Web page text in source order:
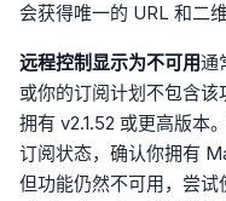
会获得唯一的 URL 和二维
远程控制显示为不可用通
或你的订阅计划不包含该
拥有 v2.1.52 或更高版本
订阅状态，确认你拥有
但功能仍然不可用，尝试